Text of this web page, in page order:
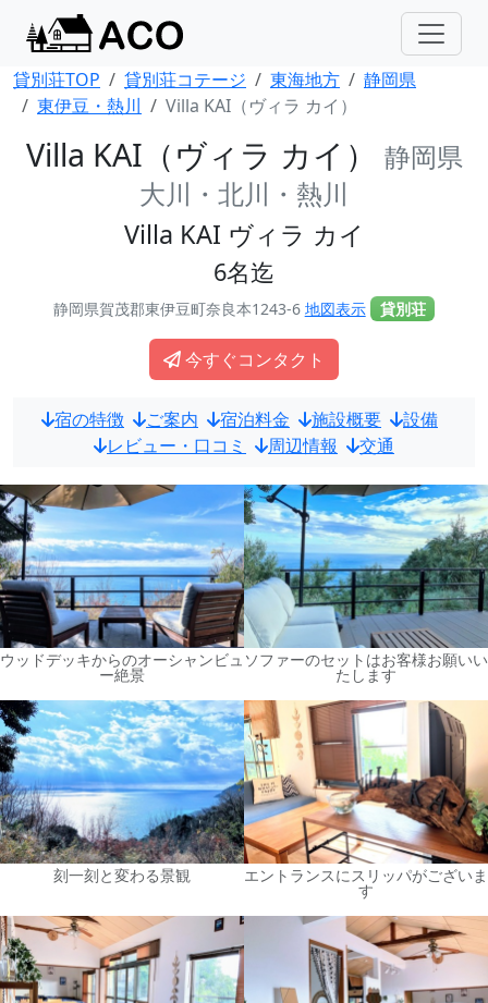
貸別荘TOP 貸別荘コテージ 東海地方
静岡県
東伊豆・熱川
Villa KAI（ヴィラ カイ）
Villa KAI（ヴィラ カイ）
静岡県
大川・北川・熱川
Villa KAI ヴィラ カイ
6名迄
静岡県賀茂郡東伊豆町奈良本1243-6 地図表示 貸別荘
今すぐコンタクト
宿の特徴 ご案内 宿泊料金 施設概要
設備
レビュー・口コミ
周辺情報 交通
ウッドデッキからのオーシャンビュ
ー絶景
ソファーのセットはお客様お願いい
たします
刻一刻と変わる景観 エントランスにスリッパがございま
す